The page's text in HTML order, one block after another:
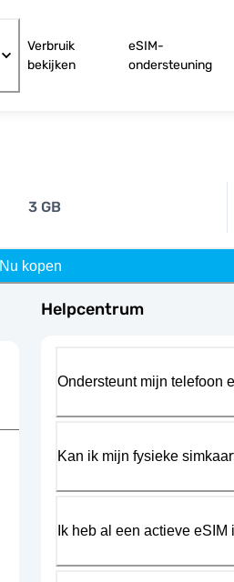
Verbruik
bekijken
eSIM-
ondersteuning
3 GB
Nu kopen
Helpcentrum
Ondersteunt mijn telefoon
Kan ik mijn fysieke
Ik heb al een actieve